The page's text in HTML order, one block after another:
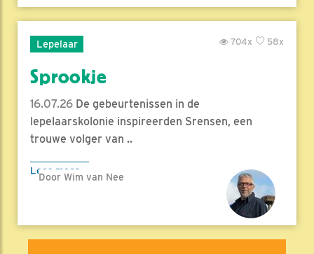
Lepelaar 58x
704x
Sprookje
16.07.26 De gebeurtenissen in de
lepelaarskolonie inspireerden Srensen, een
trouwe volger van ..
Lees meer
Door Wim van Nee